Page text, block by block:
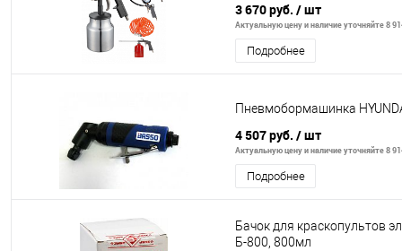
3 670 руб. / шт
Актуальную цену и наличие уточняйте 8
Подробнее
Пневмобормашинка
4 507 руб. / шт
Актуальную цену и наличие уточняйте 8
Подробнее
Бачок для краскопультов
Б-800, 800мл